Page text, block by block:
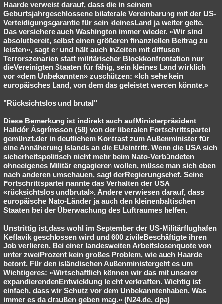
Haarde verweist darauf, dass die in seinem
Geburtsjahrgeschlossene bilaterale Vereinbarung mit der US-
Verteidigungsgarantie für sein kleinesLand ja weiter gelte.
Das versichere auch Washington immer wieder. «Wir sind
absolutbereit, selbst einen größeren finanziellen Beitrag zu
leisten», sagt er und hält auch inZeiten mit diffusen
Terrorszenarien statt militärischer Blockkonfrontation nur
dieVereinigten Staaten für fähig, sein kleines Land wirklich
vor «dem Unbekannten» zuschützen: «Ich sehe kein
europäisches Land, von dem das geleistet werden könnte.»
"Rücksichtslos und brutal"
Diese Bemerkung ist indirekt auch aufMinisterpräsident
Halldór Ásgrímsson (58) von der liberalen Fortschrittspartei
gemünzt,der in deutlichem Kontrast zum Außenminister für
eine Annäherung Islands an die EUeintritt. Wenn die USA sich
sicherheitspolitisch nicht mehr beim Nato-Verbündeten
ohneeigenes Militär engagieren wollen, müsse man sich eben
nach anderen umschauen, sagt derRegierungschef. Seine
Fortschrittspartei nannte das Verhalten der USA
«rücksichtslos undbrutal». Andere verwiesen darauf, dass
europäische Nato-Länder ja auch den kleinenbaltischen
Staaten bei der Überwachung des Luftraumes helfen.
Unstrittig ist,dass wohl im September der US-Militärflughafen
Keflavik geschlossen wird und 600 zivileBeschäftigte ihren
Job verlieren. Bei einer landesweiten Arbeitslosenquote von
unter zweiProzent kein großes Problem, wie auch Haarde
betont. Für den isländischen Außenministergeht es um
Wichtigeres: «Wirtschaftlich können wir das mit unserer
expandierendenEntwicklung leicht verkraften. Wichtig ist
einfach, dass wir Schutz vor dem Unbekanntenhaben. Was
immer es da draußen geben mag.» (N24.de, dpa)